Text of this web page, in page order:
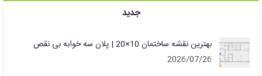
جدید
بهترین نقشه ساختمان 10×20 | پلان سه خوابه بی نقص
2026/07/26